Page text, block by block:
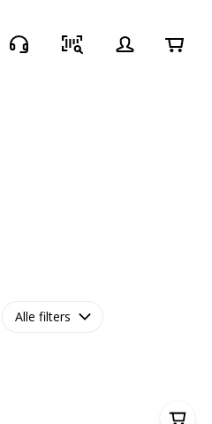
Alle filters